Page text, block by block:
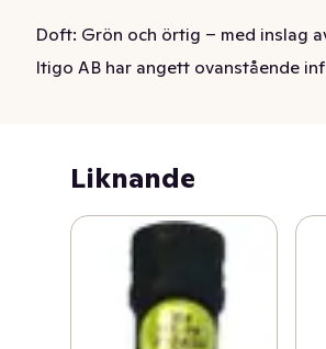
Doft: Grön och örtig – med inslag
nyskördade oliver
Färg: Grön med gyllene skiftning
Itigo AB har angett ovanstående
Liknande